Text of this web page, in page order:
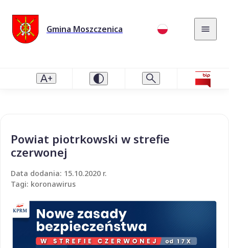
Gmina Moszczenica
Powiat piotrkowski w strefie
czerwonej
Data dodania: 15.10.2020 r.
Tagi: koronawirus